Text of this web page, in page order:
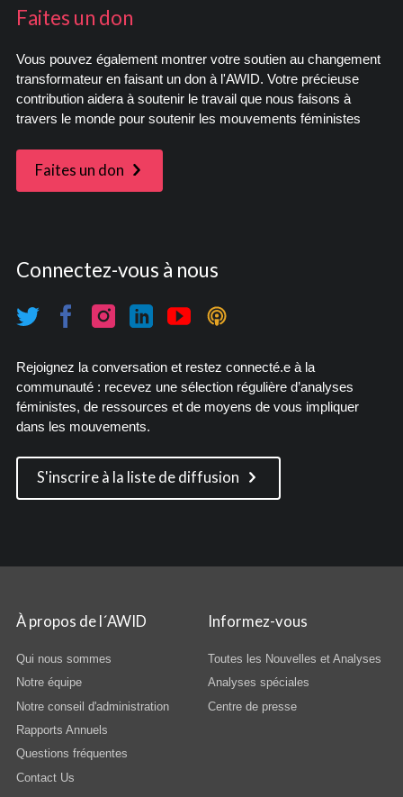
Faites un don
Vous pouvez également montrer votre soutien au changement
transformateur en faisant un don à l'AWID. Votre précieuse
contribution aidera à soutenir le travail que nous faisons à
travers le monde pour soutenir les mouvements féministes
Faites un don
Connectez-vous à nous
Rejoignez la conversation et restez connecté.e à la
communauté : recevez une sélection régulière d’analyses
féministes, de ressources et de moyens de vous impliquer
dans les mouvements.
S'inscrire à la liste de diffusion
À propos de l´AWID
Qui nous sommes
Notre équipe
Notre conseil d'administration
Rapports Annuels
Questions fréquentes
Contact Us
Informez-vous
Toutes les Nouvelles et Analyses
Analyses spéciales
Centre de presse